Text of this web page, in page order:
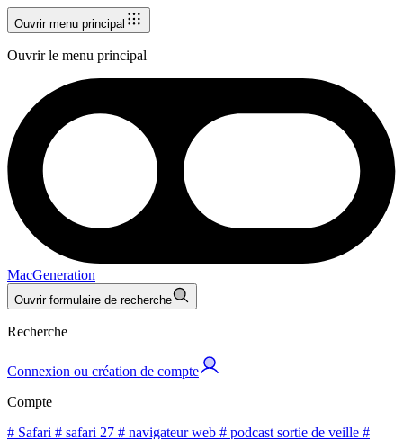
Ouvrir menu principal
Ouvrir le menu principal
MacGeneration
Ouvrir formulaire de recherche
Recherche
Connexion ou création de compte
Compte
# Safari # safari 27 # navigateur web # podcast sortie de veille #